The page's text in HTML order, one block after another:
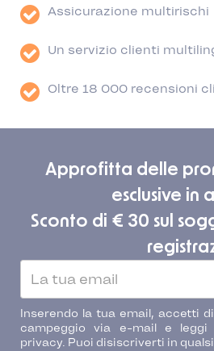
Assicurazione multirischi
Un servizio clienti
Oltre 18 000 recensioni
Approfitta delle
esclusive in
Sconto di € 30 sul
Inserendo la tua email, accetti
campeggio via e-mail e
privacy. Puoi disiscriverti in